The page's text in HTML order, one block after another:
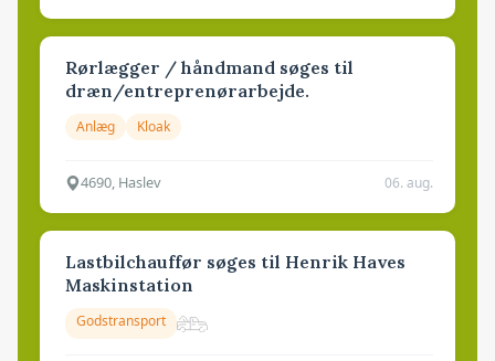
Rørlægger / håndmand søges til
dræn/entreprenørarbejde.
Anlæg Kloak
4690, Haslev 06. aug.
Lastbilchauffør søges til Henrik Haves
Maskinstation
Godstransport